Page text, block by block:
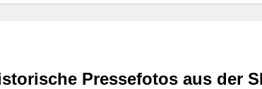
Pressefotos aus der